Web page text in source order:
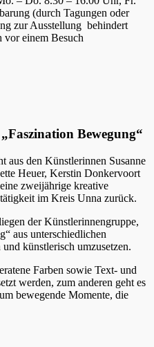
(durch Tagungen oder
zur Ausstellung behindert
vor einem Besuch
Bewegung“
aus den Künstlerinnen Susanne
Heuer, Kerstin Donkervoort
zweijährige kreative
im Kreis Unna zurück.
der Künstlerinnengruppe,
aus unterschiedlichen
künstlerisch umzusetzen.
Farben sowie Text- und
werden, zum anderen geht es
bewegende Momente, die